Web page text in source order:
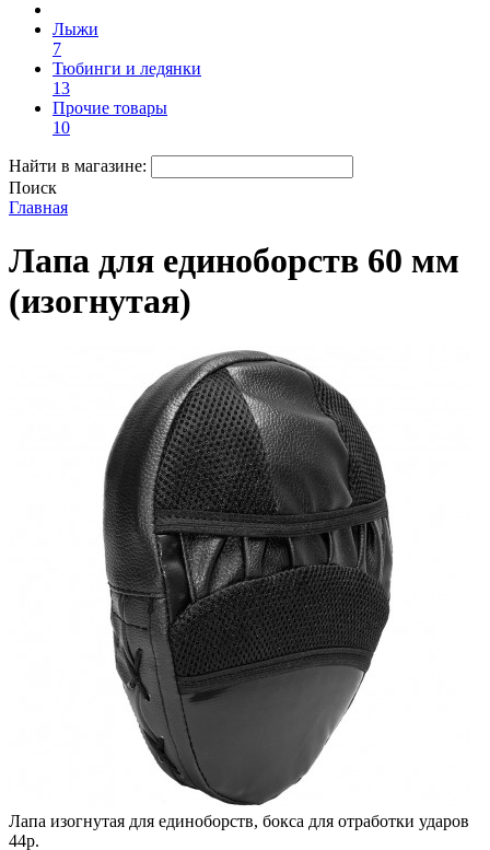
Лыжи
7
Тюбинги и ледянки
13
Прочие товары
10
Найти в магазине:
Поиск
Главная
Лапа для единоборств 60 мм
(изогнутая)
Лапа изогнутая для единоборств, бокса для отработки ударов
44р.